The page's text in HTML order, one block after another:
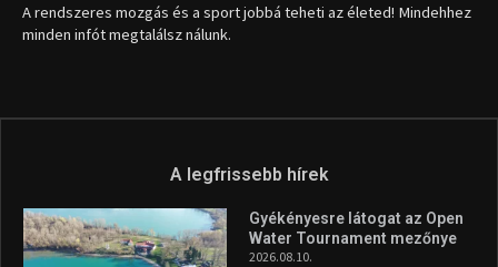
A rendszeres mozgás és a sport jobbá teheti az életed! Mindehhez
minden infót megtalálsz nálunk.
A legfrissebb hírek
Gyékényesre látogat az Open
Water Tournament mezőnye
2026.08.10.